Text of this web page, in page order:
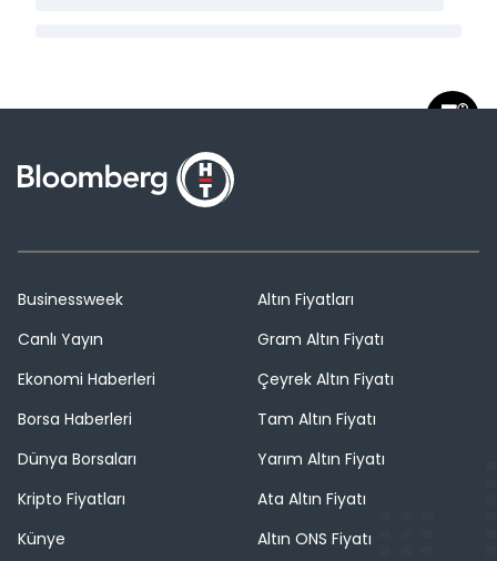
Businessweek
Canlı Yayın
Ekonomi Haberleri
Borsa Haberleri
Dünya Borsaları
Kripto Fiyatları
Künye
Altın Fiyatları
Gram Altın Fiyatı
Çeyrek Altın Fiyatı
Tam Altın Fiyatı
Yarım Altın Fiyatı
Ata Altın Fiyatı
Altın ONS Fiyatı